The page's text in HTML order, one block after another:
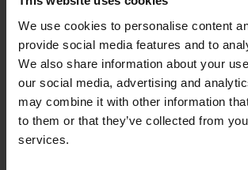
We use cookies to personalise content
provide social media features and to
We also share information about your
our social media, advertising and
may combine it with other information
to them or that they’ve collected from
services.
Apple iPad (8th generation)
Apple iPad (9th generation)
Apple iPad Air (3rd
Apple iPad Air (4th